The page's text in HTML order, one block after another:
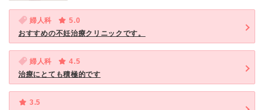
婦人科
5.0
おすすめの不妊治療クリニックです。
婦人科
4.5
治療にとても積極的です
3.5